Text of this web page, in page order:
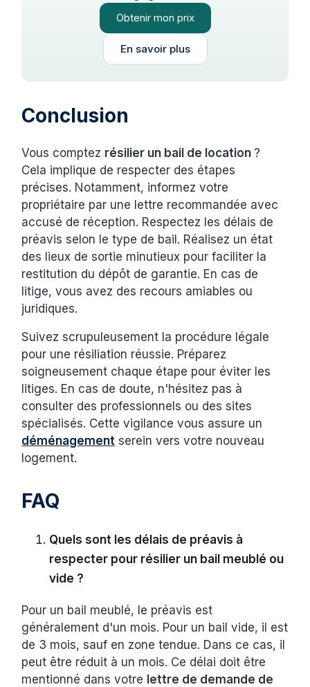
Obtenir mon prix
En savoir plus
Conclusion
Vous comptez résilier un bail de location ?
Cela implique de respecter des étapes
précises. Notamment, informez votre
propriétaire par une lettre recommandée avec
accusé de réception. Respectez les délais de
préavis selon le type de bail. Réalisez un état
des lieux de sortie minutieux pour faciliter la
restitution du dépôt de garantie. En cas de
litige, vous avez des recours amiables ou
juridiques.
Suivez scrupuleusement la procédure légale
pour une résiliation réussie. Préparez
soigneusement chaque étape pour éviter les
litiges. En cas de doute, n'hésitez pas à
consulter des professionnels ou des sites
spécialisés. Cette vigilance vous assure un
déménagement serein vers votre nouveau
logement.
FAQ
Quels sont les délais de préavis à
respecter pour résilier un bail meublé ou
vide ?
Pour un bail meublé, le préavis est
généralement d'un mois. Pour un bail vide, il est
de 3 mois, sauf en zone tendue. Dans ce cas, il
peut être réduit à un mois. Ce délai doit être
mentionné dans votre lettre de demande de